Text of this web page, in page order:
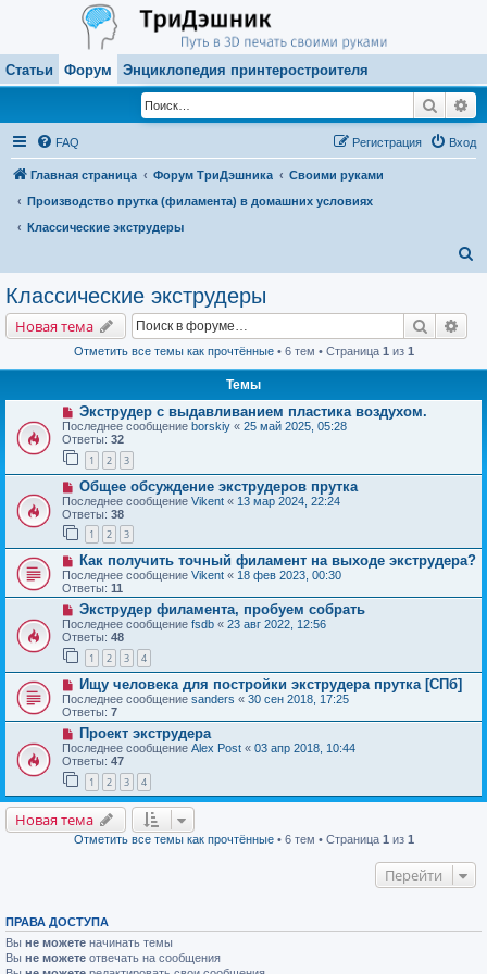
Статьи Форум Энциклопедия принтеростроителя
Поиск
FAQ Вход
Регистрация
Главная страница Форум ТриДэшника
Своими руками
Производство прутка (филамента) в домашних условиях
Классические экструдеры
Классические экструдеры
Новая тема Поиск
Отметить все темы как прочтённые• 6 тем • Страница 1 из 1
Темы
Экструдер с выдавливанием пластика воздухом.
Последнее сообщение borskiy « 25 май 2025, 05:28
Ответы: 32
1 2 3
Общее обсуждение экструдеров прутка
Последнее сообщение Vikent « 13 мар 2024, 22:24
Ответы: 38
1 2 3
Как получить точный филамент на выходе экструдера?
Последнее сообщение Vikent « 18 фев 2023, 00:30
Ответы: 11
Экструдер филамента, пробуем собрать
Последнее сообщение fsdb « 23 авг 2022, 12:56
Ответы: 48
1 2 3 4
Ищу человека для постройки экструдера прутка [СПб]
Последнее сообщение sanders « 30 сен 2018, 17:25
Ответы: 7
Проект экструдера
Последнее сообщение Alex Post « 03 апр 2018, 10:44
Ответы: 47
1 2 3 4
Новая тема
Отметить все темы как прочтённые• 6 тем • Страница 1 из 1
Перейти
ПРАВА ДОСТУПА
Вы не можете начинать темы
Вы не можете отвечать на сообщения